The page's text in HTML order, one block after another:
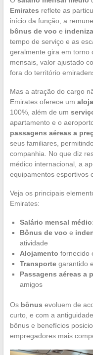
Emirates reflete as
início da função, a
bônus de voo e
tempo de serviço e as
geralmente gira em torno
mensais, valor ajustado
fora do território
Mas a atração do cargo
Emirates oferece um
100%, além de um
apartamento e o
passagens aéreas a
seus familiares,
companhia. No que diz
médico internacional, a
equipamentos esportivos
Veja os principais
Emirates:
Salário mensal médio
Bônus de voo e
atividade
Alojamento fornecido
Transportegarantido
Passagens aéreas a
amigos
Os bônus evoluem de
curto, e com a
bônus e benefícios
empregadores mais